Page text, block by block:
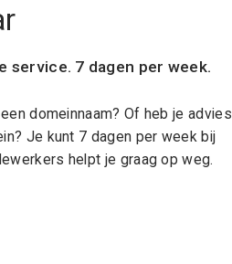
service. 7 dagen per week.
domeinnaam? Of heb je advies
Je kunt 7 dagen per week bij
helpt je graag op weg.